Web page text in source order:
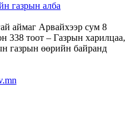
газрын алба
аймаг Арвайхээр сум 8
338 тоот – Газрын харилцаа,
газрын өөрийн байранд